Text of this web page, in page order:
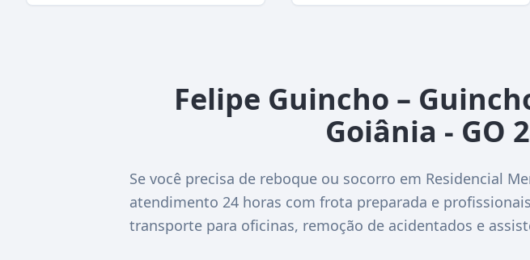
Felipe Guincho –
Goiânia - GO
Se você precisa de reboque ou socorro em Residencial
atendimento 24 horas com frota preparada e
transporte para oficinas, remoção de acidentados e